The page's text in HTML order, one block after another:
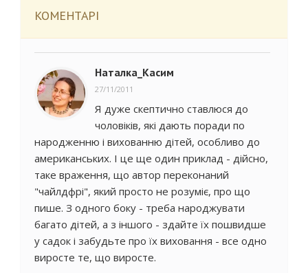
КОМЕНТАРІ
Наталка_Касим
27/11/2011
Я дуже скептично ставлюся до
чоловіків, які дають поради по
народженню і вихованню дітей, особливо до
американських. І це ще один приклад - дійсно,
таке враження, що автор переконаний
"чайлдфрі", який просто не розуміє, про що
пише. З одного боку - треба народжувати
багато дітей, а з іншого - здайте їх пошвидше
у садок і забудьте про їх виховання - все одно
виросте те, що виросте.